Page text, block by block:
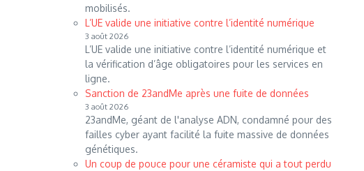
mobilisés.
L’UE valide une initiative contre l’identité numérique
3 août 2026
L’UE valide une initiative contre l’identité numérique et
la vérification d’âge obligatoires pour les services en
ligne.
Sanction de 23andMe après une fuite de données
3 août 2026
23andMe, géant de l'analyse ADN, condamné pour des
failles cyber ayant facilité la fuite massive de données
génétiques.
Un coup de pouce pour une céramiste qui a tout perdu